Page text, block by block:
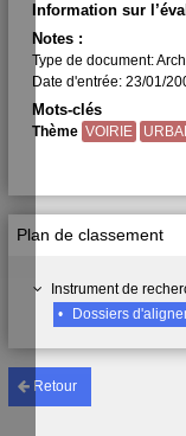
Retour
Plan de classement
Instrument de
•
Dossiers d'alignement (classement par
Information sur
Notes :
Type de document:
Date d'entrée: 23/01/
Mots-clés
Thème VOIRIE